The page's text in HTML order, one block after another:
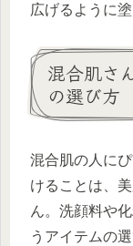
広げるように
混合肌さ
の選び方
混合肌の人に
けることは、
ん。洗顔料や
うアイテムの